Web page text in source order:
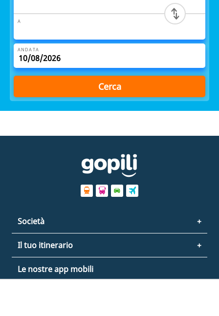
A
ANDATA
Cerca
Società
Il tuo itinerario
Le nostre app mobili